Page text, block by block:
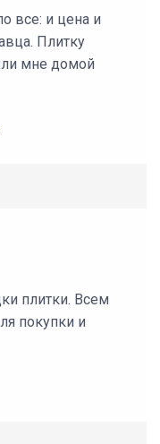
все: и цена и
Плитку
мне домой
плитки. Всем
покупки и